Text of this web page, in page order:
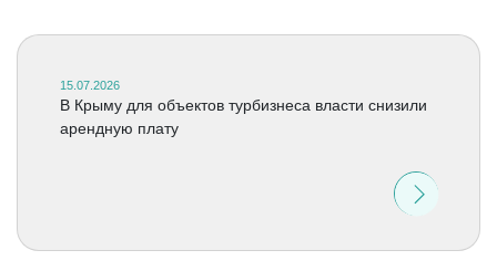
15.07.2026
В Крыму для объектов турбизнеса власти снизили
арендную плату